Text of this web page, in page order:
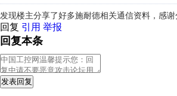
发现楼主分享了好多施耐德相关通信资料，感谢
回复 引用 举报
回复本条
发表回复